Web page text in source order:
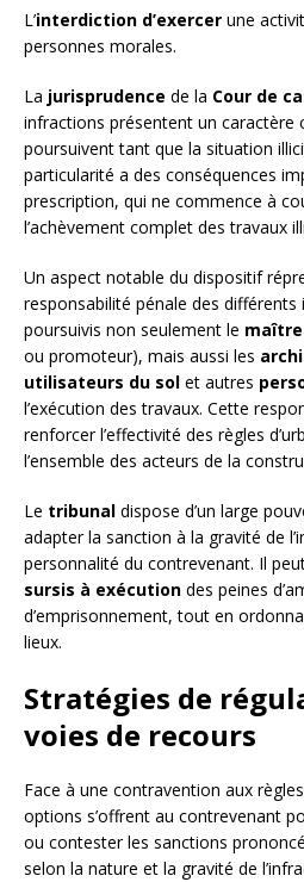
L’interdiction d’exercer une
personnes morales.
La jurisprudence de la Cour de
infractions présentent un caractère
poursuivent tant que la situation
particularité a des conséquences
prescription, qui ne commence à
l’achèvement complet des travaux
Un aspect notable du dispositif
responsabilité pénale des
poursuivis non seulement le maître
ou promoteur), mais aussi les
utilisateurs du sol et autres
l’exécution des travaux. Cette
renforcer l’effectivité des règles
l’ensemble des acteurs de la
Le tribunal dispose d’un large
adapter la sanction à la gravité de
personnalité du contrevenant. Il
sursis à exécution des peines
d’emprisonnement, tout en
lieux.
Stratégies de
voies de recours
Face à une contravention aux
options s’offrent au contrevenant
ou contester les sanctions
selon la nature et la gravité de